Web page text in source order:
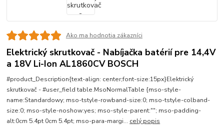
Ako ma hodnotia zákazníci
Elektrický skrutkovač - Nabíjačka batérií pre 14,4V
a 18V Li-Ion AL1860CV BOSCH
#product_Description{text-align: center;font-size:15px}Elektrický
skrutkovač - #user_field table.MsoNormalTable {mso-style-
name:Standardowy; mso-tstyle-rowband-size:0; mso-tstyle-colband-
size:0; mso-style-noshow:yes; mso-style-parent:""; mso-padding-
alt:0cm 5.4pt 0cm 5.4pt; mso-para-margi... celý popis